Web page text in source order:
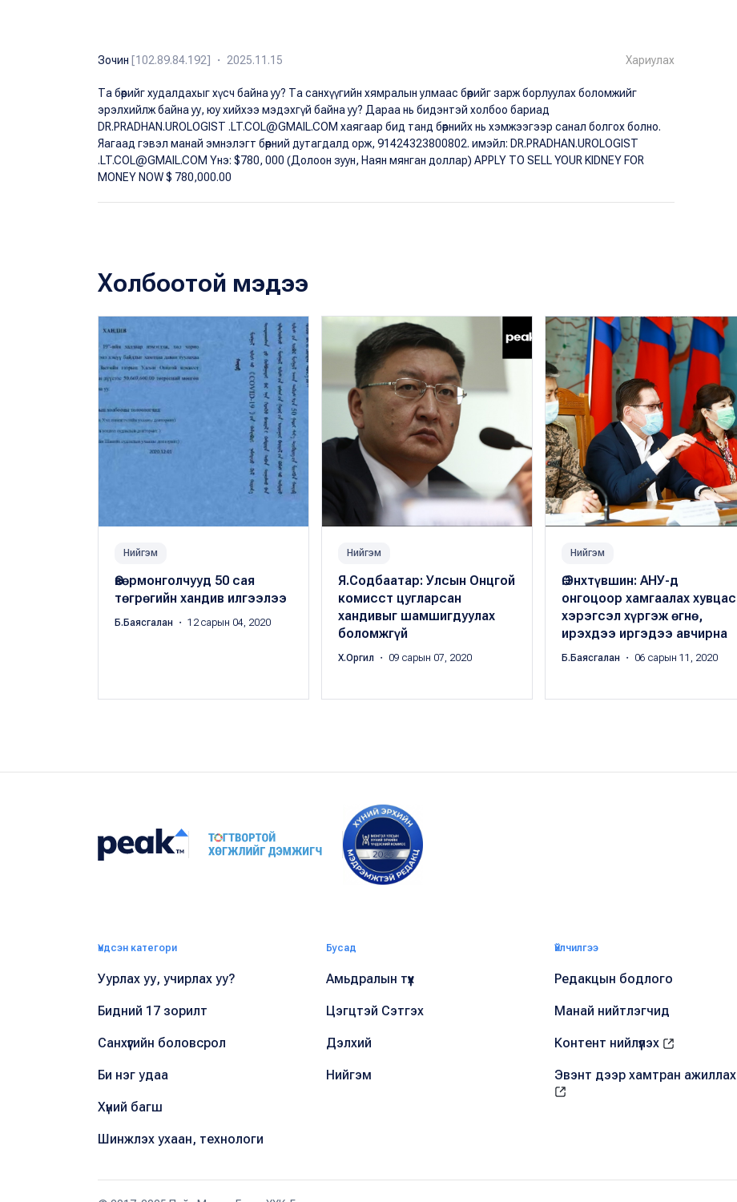
Зочин [102.89.84.192] ・ 2025.11.15 Хариулах
Та бөөрийг худалдахыг хүсч байна уу? Та санхүүгийн хямралын улмаас бөөрийг зарж борлуулах боломжийг
эрэлхийлж байна уу, юу хийхээ мэдэхгүй байна уу? Дараа нь бидэнтэй холбоо бариад
DR.PRADHAN.UROLOGIST .LT.COL@GMAIL.COM хаягаар бид танд бөөрнийх нь хэмжээгээр санал болгох болно.
Яагаад гэвэл манай эмнэлэгт бөөрний дутагдалд орж, 91424323800802. имэйл: DR.PRADHAN.UROLOGIST
.LT.COL@GMAIL.COM Yнэ: $780, 000 (Долоон зуун, Наян мянган доллар) APPLY TO SELL YOUR KIDNEY FOR
MONEY NOW $ 780,000.00
Холбоотой мэдээ
Нийгэм
Өвөрмонголчууд 50 сая
төгрөгийн хандив илгээлээ
Б.Баясгалан ・ 12 сарын 04, 2020
Нийгэм
Я.Содбаатар: Улсын Онцгой
комисст цугларсан
хандивыг шамшигдуулах
боломжгүй
Х.Оргил ・ 09 сарын 07, 2020
Нийгэм
Ө.Энхтүвшин: АНУ-д
онгоцоор хамгаалах хувцас
хэрэгсэл хүргэж өгнө,
ирэхдээ иргэдээ авчирна
Б.Баясгалан ・ 06 сарын 11, 2020
Үндсэн категори
Уурлах уу, учирлах уу?
Бидний 17 зорилт
Санхүүгийн боловсрол
Би нэг удаа
Хүний багш
Шинжлэх ухаан, технологи
Бусад
Амьдралын түүх
Цэгцтэй Сэтгэх
Дэлхий
Нийгэм
Үйлчилгээ
Редакцын бодлого
Манай нийтлэгчид
Контент нийлүүлэх
Эвэнт дээр хамтран ажиллах